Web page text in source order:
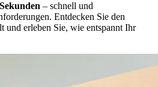
– schnell und
Entdecken Sie den
und erleben Sie, wie entspannt Ihr